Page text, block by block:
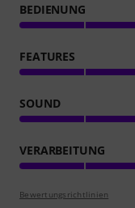
BEDIENUNG
FEATURES
SOUND
VERARBEITUNG
Bewertungsrichtlinien